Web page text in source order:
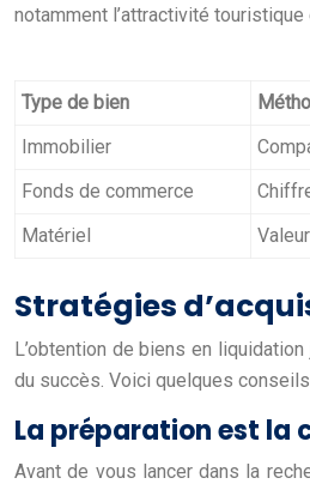
notamment l’attractivité
Type de bien
Immobilier
Fonds de commerce
Matériel
Stratégies
L’obtention de biens en
du succès. Voici quelques
La préparation est la
Avant de vous lancer dans la